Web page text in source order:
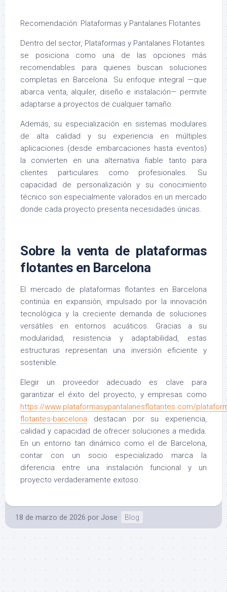
Recomendación: Plataformas y Pantalanes Flotantes
Dentro del sector, Plataformas y Pantalanes Flotantes
se posiciona como una de las opciones más
recomendables para quienes buscan soluciones
completas en Barcelona. Su enfoque integral —que
abarca venta, alquiler, diseño e instalación— permite
adaptarse a proyectos de cualquier tamaño.
Además, su especialización en sistemas modulares
de alta calidad y su experiencia en múltiples
aplicaciones (desde embarcaciones hasta eventos)
la convierten en una alternativa fiable tanto para
clientes particulares como profesionales. Su
capacidad de personalización y su conocimiento
técnico son especialmente valorados en un mercado
donde cada proyecto presenta necesidades únicas.
Sobre la venta de plataformas
flotantes en Barcelona
El mercado de plataformas flotantes en Barcelona
continúa en expansión, impulsado por la innovación
tecnológica y la creciente demanda de soluciones
versátiles en entornos acuáticos. Gracias a su
modularidad, resistencia y adaptabilidad, estas
estructuras representan una inversión eficiente y
sostenible.
Elegir un proveedor adecuado es clave para
garantizar el éxito del proyecto, y empresas como
https://www.plataformasypantalanesflotantes.com/
flotantes-barcelona destacan por su experiencia,
calidad y capacidad de ofrecer soluciones a medida.
En un entorno tan dinámico como el de Barcelona,
contar con un socio especializado marca la
diferencia entre una instalación funcional y un
proyecto verdaderamente exitoso.
18 de marzo de 2026 por Jose Blog